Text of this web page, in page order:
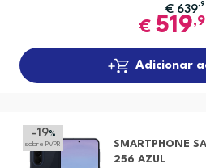
€ 639
€ 519
Adicionar
-19%
sobre PVPR
SMARTPHONE
256 AZUL